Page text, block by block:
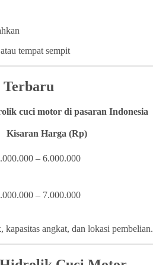
tempat sempit
cuci motor di pasaran Indonesia
Kisaran Harga (Rp)
– 6.000.000
– 7.000.000
angkat, dan lokasi pembelian.